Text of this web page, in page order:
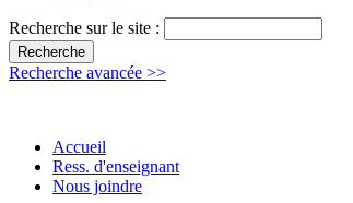
Recherche sur le site :
Recherche avancée >>
Accueil
Ress. d'enseignant
Nous joindre